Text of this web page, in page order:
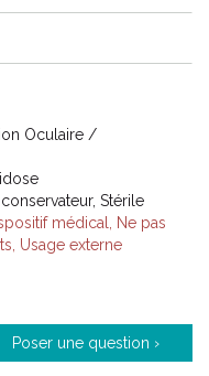
Oculaire /
Stérile
médical, Ne pas
Usage externe
Poser une question ›